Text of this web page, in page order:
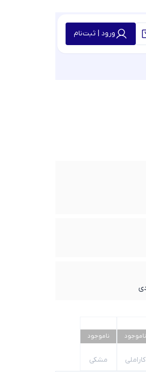
ورود | ثبت‌نام
ناموجود
کاراملی
ناموجود
مشکی